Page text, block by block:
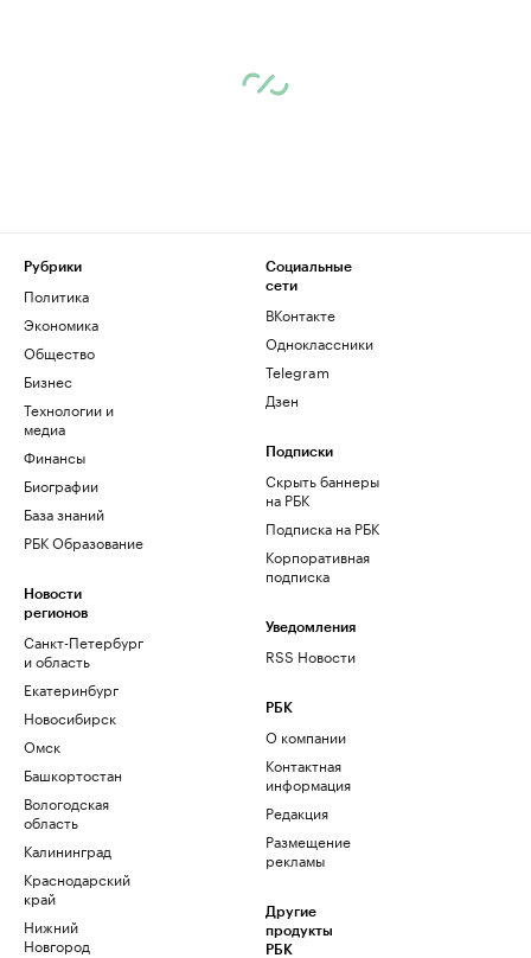
Рубрики
Политика
Экономика
Общество
Бизнес
Технологии и
медиа
Финансы
Биографии
База знаний
РБК Образование
Новости
регионов
Санкт-Петербург
и область
Екатеринбург
Новосибирск
Омск
Башкортостан
Вологодская
область
Калининград
Краснодарский
край
Нижний
Новгород
Социальные
сети
ВКонтакте
Одноклассники
Telegram
Дзен
Подписки
Скрыть баннеры
на РБК
Подписка на РБК
Корпоративная
подписка
Уведомления
RSS Новости
РБК
О компании
Контактная
информация
Редакция
Размещение
рекламы
Другие
продукты
РБК